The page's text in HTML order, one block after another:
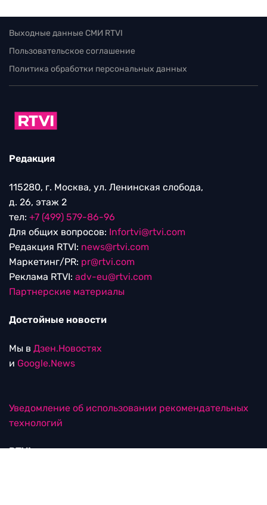
Выходные данные СМИ RTVI
Пользовательское соглашение
Политика обработки персональных данных
Редакция
115280, г. Москва, ул. Ленинская слобода,
д. 26, этаж 2
тел: +7 (499) 579-86-96
Для общих вопросов: Infortvi@rtvi.com
Редакция RTVI: news@rtvi.com
Маркетинг/PR: pr@rtvi.com
Реклама RTVI: adv-eu@rtvi.com
Партнерские материалы
Достойные новости
Мы в Дзен.Новостях
и Google.News
Уведомление об использовании рекомендательных
технологий
RTVI в соцсетях